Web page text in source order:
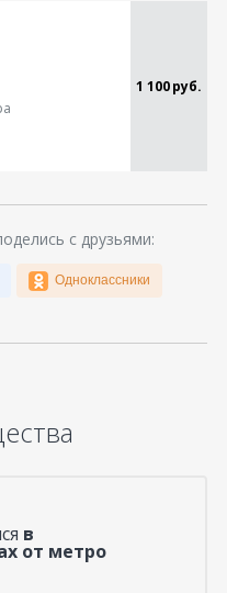
1 100 руб.
с друзьями:
Одноклассники
в
от метро